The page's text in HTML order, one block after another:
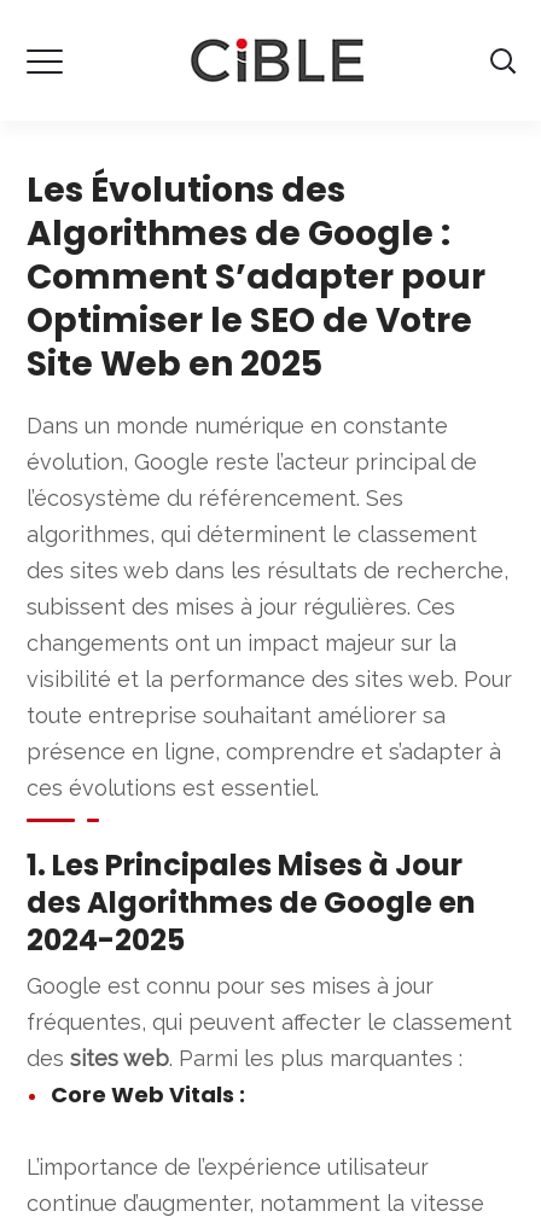
Les Évolutions des
Algorithmes de Google :
Comment S’adapter pour
Optimiser le SEO de Votre
Site Web en 2025
Dans un monde numérique en constante
évolution, Google reste l’acteur principal de
l’écosystème du référencement. Ses
algorithmes, qui déterminent le classement
des sites web dans les résultats de recherche,
subissent des mises à jour régulières. Ces
changements ont un impact majeur sur la
visibilité et la performance des sites web. Pour
toute entreprise souhaitant améliorer sa
présence en ligne, comprendre et s’adapter à
ces évolutions est essentiel.
1. Les Principales Mises à Jour
des Algorithmes de Google en
2024-2025
Google est connu pour ses mises à jour
fréquentes, qui peuvent affecter le classement
des sites web. Parmi les plus marquantes :
Core Web Vitals :
L’importance de l’expérience utilisateur
continue d’augmenter, notamment la vitesse